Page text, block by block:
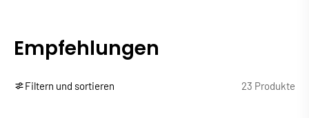
Empfehlungen
Filtern und sortieren 23 Produkte